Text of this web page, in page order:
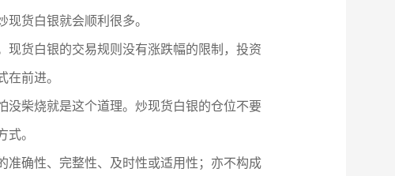
货白银就会顺利很多。
现货白银的交易规则没有涨跌幅的限制，投资
前进。
没柴烧就是这个道理。炒现货白银的仓位不要
式。
准确性、完整性、及时性或适用性；亦不构成